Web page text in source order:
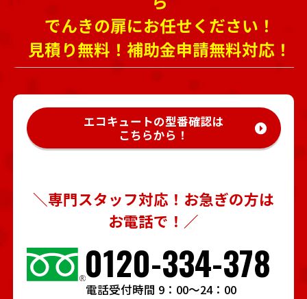
でんきの扉にお任せください！
見積り無料！補助金申請無料対応！
エコキュートの型番確認は
こちらから！
＼専門スタッフ対応！お急ぎの方は
お電話で！／
0120-334-378
電話受付時間 9：00～24：00